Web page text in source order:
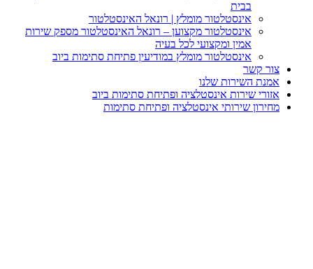
אינסטלטור מומלץ | רונאל האינסטלטור
אינסטלטור מקצוען – רונאל האינסטלטור מספק שירות
אמין ומקצועי לכל בעיה
אינסטלטור מומלץ במודיעין פתיחת סתימות ביוב
קשר
השירות שלנו
שירות אינסטלציה ופתיחת סתימות ביוב
שירותי אינסטלציה ופתיחת סתימות